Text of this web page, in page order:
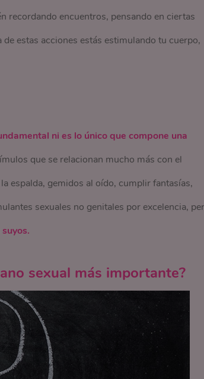
recordando encuentros, pensando en ciertas
estas acciones estás estimulando tu cuerpo,
ni es lo único que compone una
que se relacionan mucho más con el
espalda, gemidos al oído, cumplir fantasías,
sexuales no genitales por excelencia,
sexual más importante?